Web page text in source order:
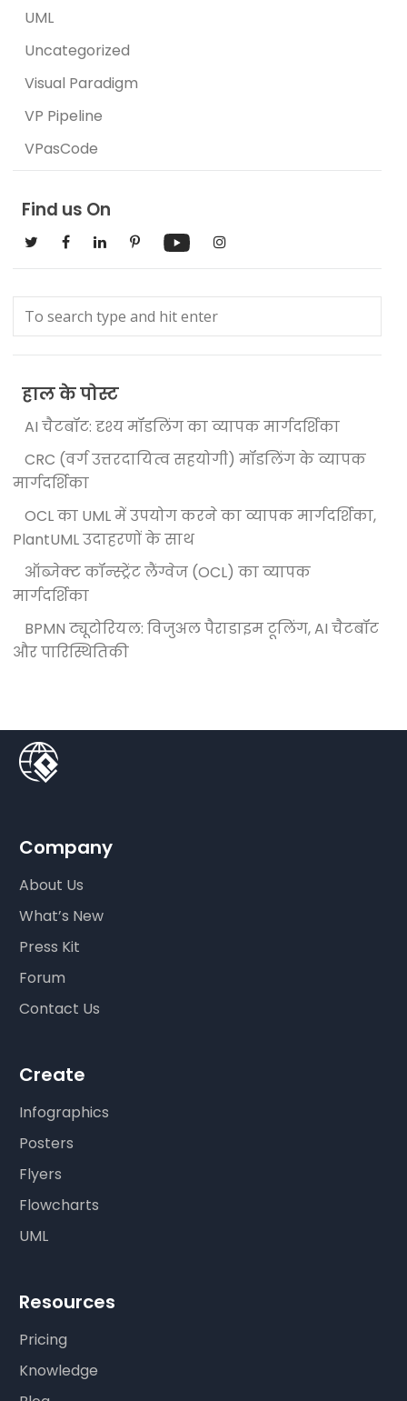
UML
Uncategorized
Visual Paradigm
VP Pipeline
VPasCode
Find us On
हाल के पोस्ट
AI चैटबॉट: दृश्य मॉडलिंग का व्यापक मार्गदर्शिका
CRC (वर्ग उत्तरदायित्व सहयोगी) मॉडलिंग के व्यापक
मार्गदर्शिका
OCL का UML में उपयोग करने का व्यापक मार्गदर्शिका,
PlantUML उदाहरणों के साथ
ऑब्जेक्ट कॉन्स्ट्रेंट लैंग्वेज (OCL) का व्यापक
मार्गदर्शिका
BPMN ट्यूटोरियल: विजुअल पैराडाइम टूलिंग, AI चैटबॉट
और पारिस्थितिकी
Company
About Us
What’s New
Press Kit
Forum
Contact Us
Create
Infographics
Posters
Flyers
Flowcharts
UML
Resources
Pricing
Knowledge